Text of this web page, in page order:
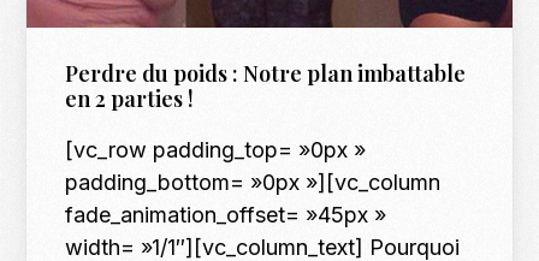
Perdre du poids : Notre plan imbattable
en 2 parties !
[vc_row padding_top= »0px »
padding_bottom= »0px »][vc_column
fade_animation_offset= »45px »
width= »1/1″][vc_column_text] Pourquoi